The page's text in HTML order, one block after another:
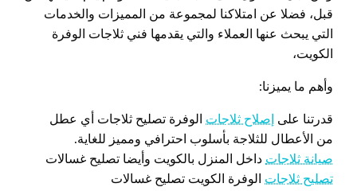
قبل، فضلا عن امتلاكنا لمجموعة من المميزات والخدمات
التي يبحث عنها العملاء والتي يقدمها فني ثلاجات الوفرة
الكويت،
وأهم ما يميزنا:
قدرتنا على إصلاح ثلاجات الوفرة تصليح ثلاجات أي عطل
من الأعطال للثلاجة بأسلوب احترافي ومميز للغاية.
صيانة ثلاجات داخل المنزل بالكويت وأيضا تصليح غسالات
تصليح ثلاجات الوفرة الكويت تصليح غسالات